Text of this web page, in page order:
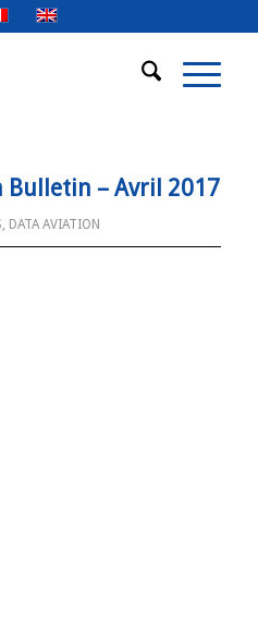
– Avril 2017
, DATA AVIATION